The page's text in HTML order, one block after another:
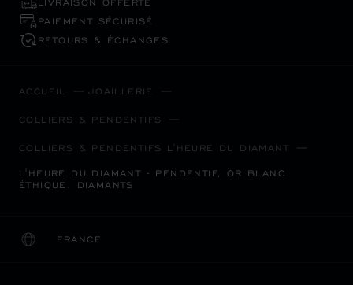
PAIEMENT SÉCURISÉ
RETOURS & ÉCHANGES
ACCUEIL JOAILLERIE
COLLIERS & PENDENTIFS
COLLIERS & PENDENTIFS L'HEURE DU DIAMANT
L'HEURE DU DIAMANT - PENDENTIF, OR BLANC
ÉTHIQUE, DIAMANTS
FRANCE
LOCALISATION (CHANGER DE PAYS)
CHANGER DE PAYS